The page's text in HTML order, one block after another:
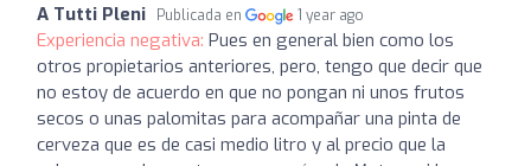
A Tutti Pleni Publicada en 1 year ago
Experiencia negativa: Pues en general bien como los
otros propietarios anteriores, pero, tengo que decir que
no estoy de acuerdo en que no pongan ni unos frutos
secos o unas palomitas para acompañar una pinta de
cerveza que es de casi medio litro y al precio que la